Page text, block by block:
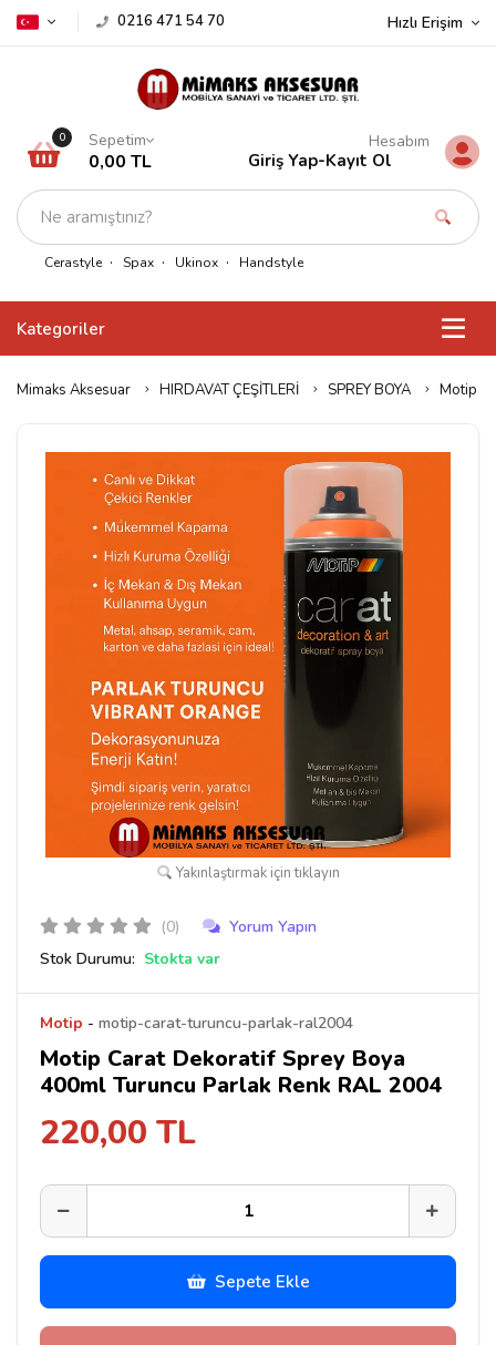
0216 471 54 70 Hızlı Erişim
Cerastyle Spax Ukinox Handstyle
0 Sepetim
0,00 TL
Hesabım
Giriş Yap-Kayıt Ol
Kategoriler
Mimaks Aksesuar HIRDAVAT ÇEŞİTLERİ SPREY BOYA Motip
Yakınlaştırmak için tıklayın
(0)
Yorum Yapın
Stok Durumu: Stokta var
Motip - motip-carat-turuncu-parlak-ral2004
Motip Carat Dekoratif Sprey Boya
400ml Turuncu Parlak Renk RAL 2004
220,00 TL
Sepete Ekle